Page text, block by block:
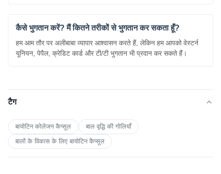
कैसे भुगतान करें? मैं कितने तरीकों से भुगतान कर सकता हूँ?
हम आम तौर पर अलीबाबा व्यापार आश्वासन करते हैं, लेकिन हम आपको वेस्टर्न
यूनियन, पेपैल, क्रेडिट कार्ड और टी/टी भुगतान भी प्रदान कर सकते हैं।
टैग
बायोटिन कोलेजन कैप्सूल
बाल वृद्धि की गोलियाँ
बालों के विकास के लिए बायोटिन कैप्सूल